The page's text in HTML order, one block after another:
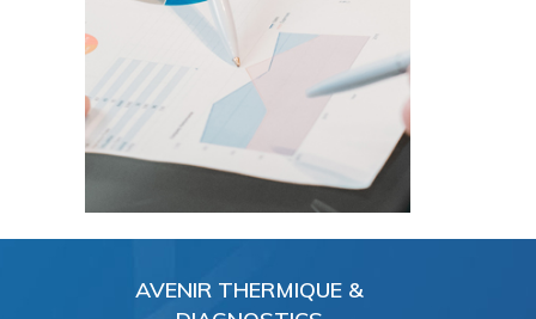
AVENIR THERMIQUE &